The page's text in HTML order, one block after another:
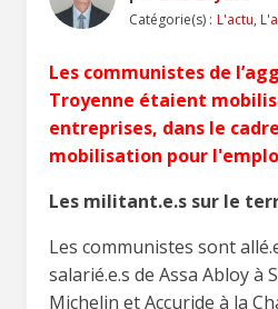
Catégorie(s) : L'actu,
Les communistes de
Troyenne étaient
entreprises, dans le
mobilisation pour
Les militant.e.s sur le
Les communistes sont
salarié.e.s de Assa Abloy à
Michelin et Accuride à la